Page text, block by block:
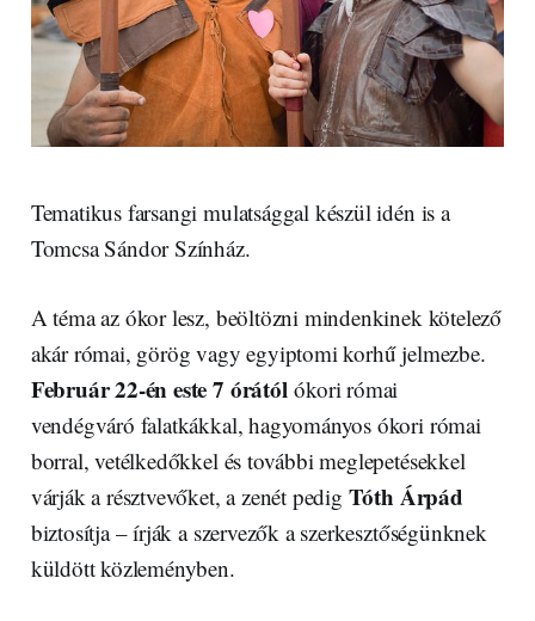
Tematikus farsangi mulatsággal készül idén is a
Tomcsa Sándor Színház.
A téma az ókor lesz, beöltözni mindenkinek kötelező
akár római, görög vagy egyiptomi korhű jelmezbe.
Február 22-én este 7 órátólókori római
vendégváró falatkákkal, hagyományos ókori római
borral, vetélkedőkkel és további meglepetésekkel
várják a résztvevőket, a zenét pedig Tóth Árpád
biztosítja – írják a szervezők a szerkesztőségünknek
küldött közleményben.